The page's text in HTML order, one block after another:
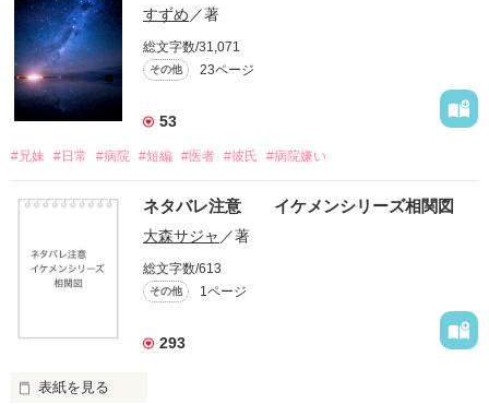
すずめ ／著
総文字数/31,071
その他 23ページ
53
#兄妹 #日常 #病院 #短編 #医者 #彼氏 #病院嫌い
ネタバレ注意 イケメンシリーズ相関図
大森サジャ ／著
総文字数/613
その他 1ページ
293
表紙を見る